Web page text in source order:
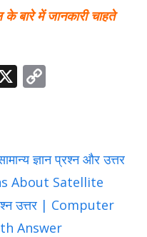
बारे में जानकारी चाहते
X
Li
n
k
ज्ञान प्रश्न और उत्तर
About Satellite
उत्तर | Computer
Answer